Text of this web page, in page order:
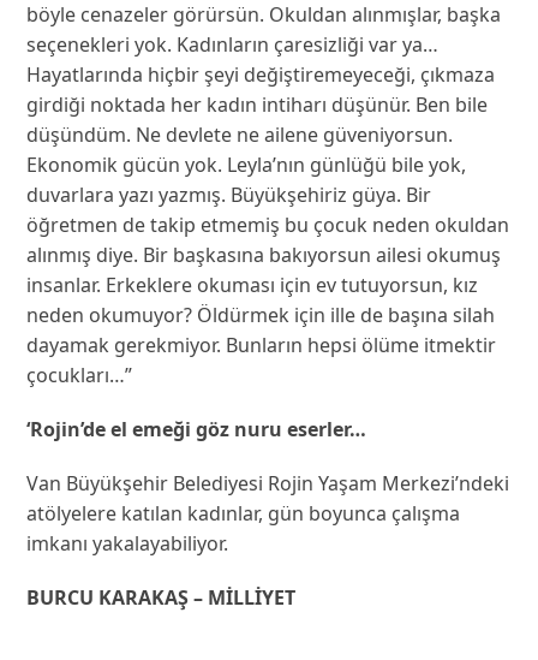
böyle cenazeler görürsün. Okuldan alınmışlar, başka
seçenekleri yok. Kadınların çaresizliği var ya…
Hayatlarında hiçbir şeyi değiştiremeyeceği, çıkmaza
girdiği noktada her kadın intiharı düşünür. Ben bile
düşündüm. Ne devlete ne ailene güveniyorsun.
Ekonomik gücün yok. Leyla’nın günlüğü bile yok,
duvarlara yazı yazmış. Büyükşehiriz güya. Bir
öğretmen de takip etmemiş bu çocuk neden okuldan
alınmış diye. Bir başkasına bakıyorsun ailesi okumuş
insanlar. Erkeklere okuması için ev tutuyorsun, kız
neden okumuyor? Öldürmek için ille de başına silah
dayamak gerekmiyor. Bunların hepsi ölüme itmektir
çocukları…”
‘Rojin’de el emeği göz nuru eserler…
Van Büyükşehir Belediyesi Rojin Yaşam Merkezi’ndeki
atölyelere katılan kadınlar, gün boyunca çalışma
imkanı yakalayabiliyor.
BURCU KARAKAŞ – MİLLİYET